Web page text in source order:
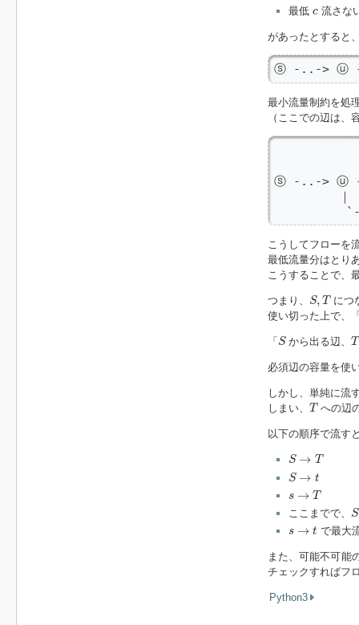
最低 c
c流さな
があったとすると
ⓢ -..-> ⓤ
最小流量制約を処
（ここでの辺は、
ⓢ -..-> ⓤ
｜
こうしてフローを
最低流量分はとり
こうすることで、
つまり、 S, T
S, T につ
使い切った上で、
「 S
Sから出る辺、 T
T
必須辺の容量を使
しかし、単純に流
しまい、 T
Tへの辺
以下の順序で流す
S → T
S→T
S → t
S→t
s → T
→T
ここまでで、 S
S
s → t
s →t で最大
また、可能不可能
チェックすればフ
Python3